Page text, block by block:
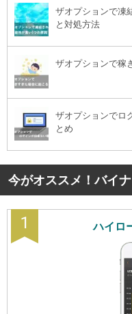
ザオプションで凍
と対処方法
ザオプションで稼
ザオプションでロ
とめ
今がオススメ！バイ
1 ハイロ